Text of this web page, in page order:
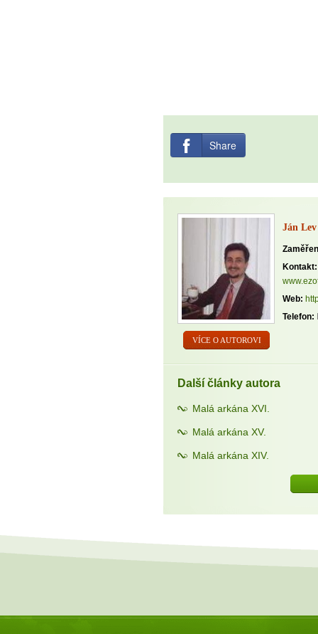
Share
VÍCE O AUTOROVI
Ján Lev
Kontakt:
Web:
Telefon:
Další články autora
Malá arkána XVI.
Malá arkána XV.
Malá arkána XIV.